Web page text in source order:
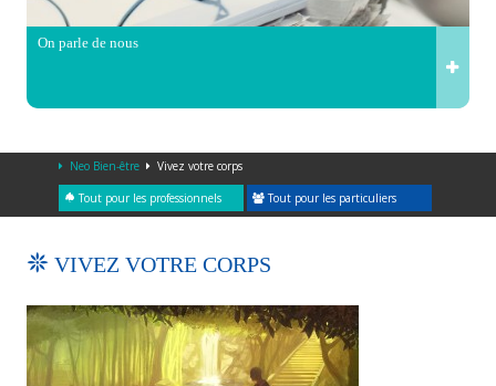
On parle de nous
Neo Bien-être Vivez votre corps
Tout pour les professionnels Tout pour les particuliers
VIVEZ VOTRE CORPS